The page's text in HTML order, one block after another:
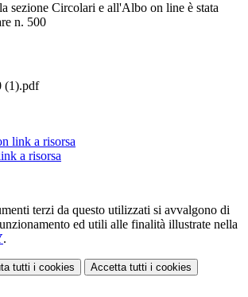
sezione Circolari e all'Albo on line è stata
n. 500
(1).pdf
link a risorsa
a risorsa
terzi da questo utilizzati si avvalgono di
ed utili alle finalità illustrate nella
.
tutti i cookies Accetta tutti i cookies